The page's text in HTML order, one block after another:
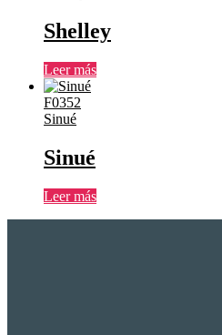
Shelley
Leer más
F0352
Sinué
Sinué
Leer más